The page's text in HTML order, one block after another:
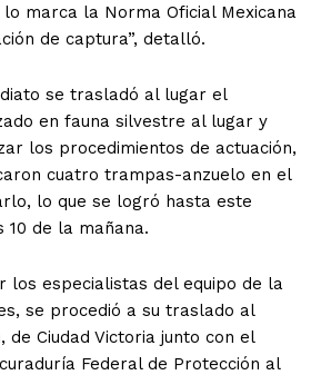
marca la Norma Oficial Mexicana
de captura”, detalló.
se trasladó al lugar el
en fauna silvestre al lugar y
los procedimientos de actuación,
cuatro trampas-anzuelo en el
lo que se logró hasta este
10 de la mañana.
los especialistas del equipo de la
se procedió a su traslado al
de Ciudad Victoria junto con el
Federal de Protección al